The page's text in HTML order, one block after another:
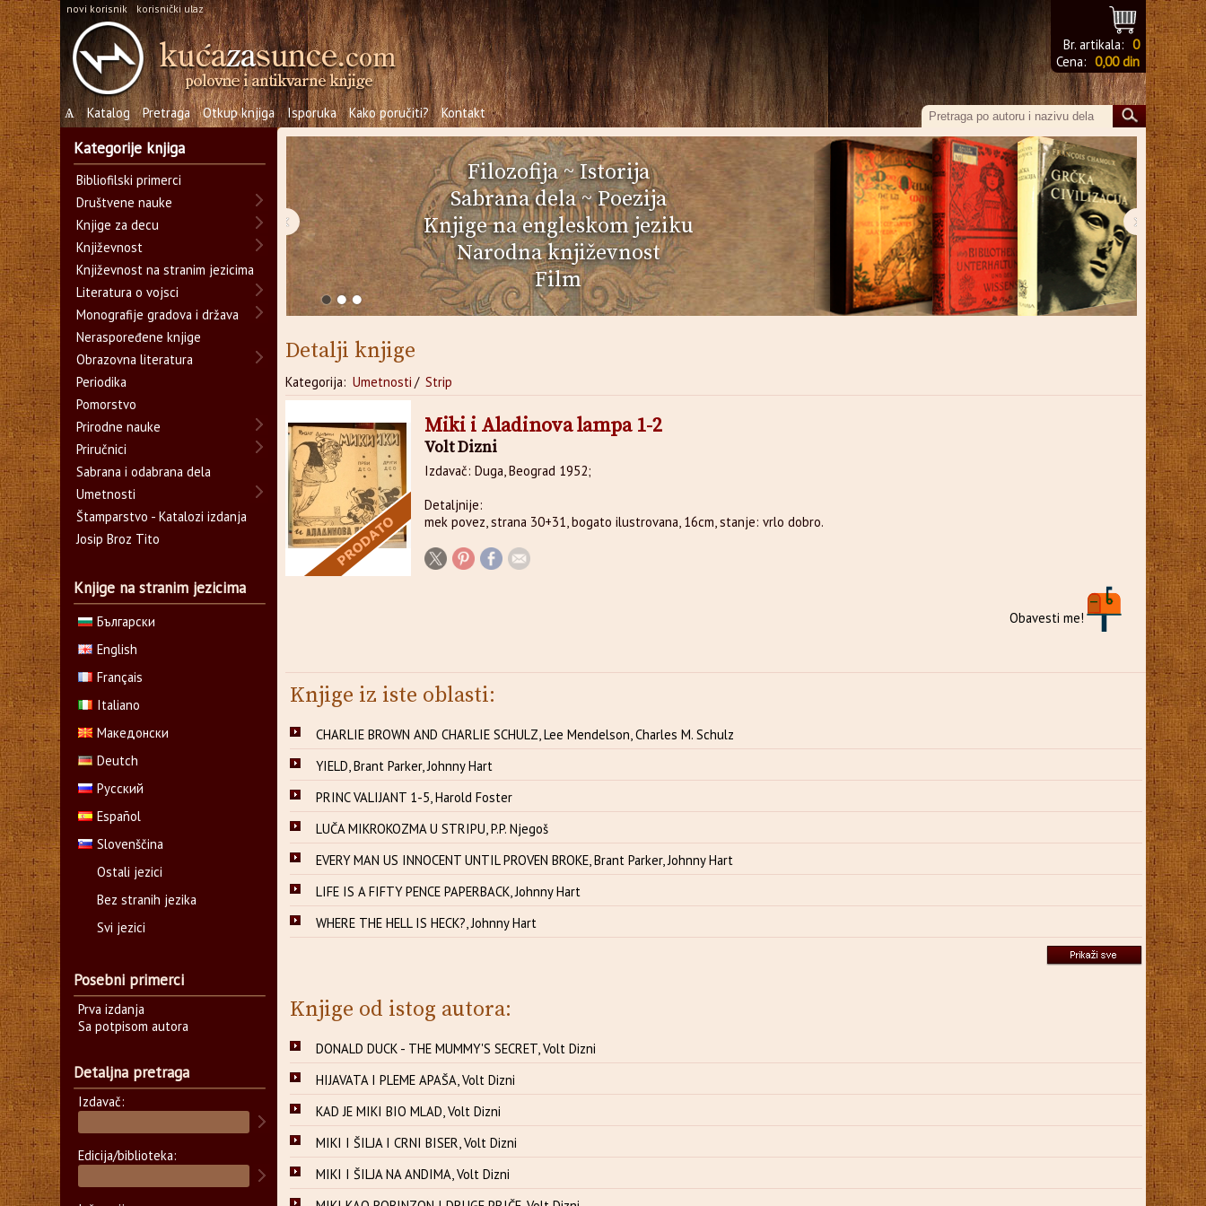
novi korisnik korisnički ulaz
Br. artikala: 0
Cena: 0,00 din
Ѧ Katalog Pretraga Otkup knjiga Isporuka Kako poručiti? Kontakt
Filozofija~Istorija
Sabrana dela~Poezija
Knjige na engleskom jeziku
Narodna književnost
Film
‹ ›
Detalji knjige
Kategorija: Umetnosti / Strip
Miki i Aladinova lampa 1-2
Volt Dizni
Izdavač: Duga, Beograd 1952;
Detaljnije:
mek povez, strana 30+31, bogato ilustrovana, 16cm, stanje: vrlo dobro.
Obavesti me!
Knjige iz iste oblasti:
CHARLIE BROWN AND CHARLIE SCHULZ, Lee Mendelson, Charles M. Schulz
YIELD, Brant Parker, Johnny Hart
PRINC VALIJANT 1-5, Harold Foster
LUČA MIKROKOZMA U STRIPU, P.P. Njegoš
EVERY MAN US INNOCENT UNTIL PROVEN BROKE, Brant Parker, Johnny Hart
LIFE IS A FIFTY PENCE PAPERBACK, Johnny Hart
WHERE THE HELL IS HECK?, Johnny Hart
Knjige od istog autora:
DONALD DUCK - THE MUMMY'S SECRET, Volt Dizni
HIJAVATA I PLEME APAŠA, Volt Dizni
KAD JE MIKI BIO MLAD, Volt Dizni
MIKI I ŠILJA I CRNI BISER, Volt Dizni
MIKI I ŠILJA NA ANDIMA, Volt Dizni
Kategorije knjiga
Bibliofilski primerci
Društvene nauke
Knjige za decu
Književnost
Književnost na stranim jezicima
Literatura o vojsci
Monografije gradova i država
Neraspoređene knjige
Obrazovna literatura
Periodika
Pomorstvo
Prirodne nauke
Priručnici
Sabrana i odabrana dela
Umetnosti
Štamparstvo - Katalozi izdanja
Josip Broz Tito
Knjige na stranim jezicima
Български
English
Français
Italiano
Македонски
Deutch
Русский
Español
Slovenščina
Ostali jezici
Bez stranih jezika
Svi jezici
Posebni primerci
Prva izdanja
Sa potpisom autora
Detaljna pretraga
Izdavač:
Edicija/biblioteka: